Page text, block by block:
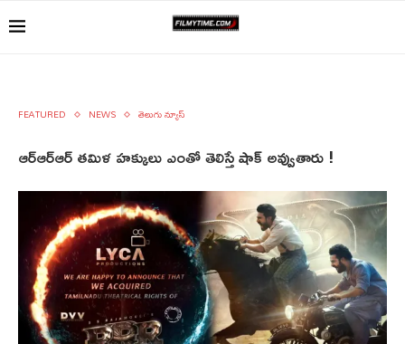
FEATURED NEWS తెలుగు న్యూస్
ఆర్‌ఆర్‌ఆర్ తమిళ హక్కులు ఎంతో తెలిస్తే షాక్ అవ్వుతారు !